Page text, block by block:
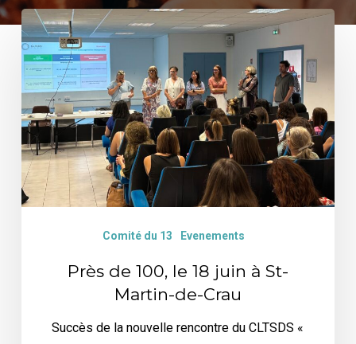
Près
100,
le
18
juin
Crau
Comité du 13 Evenements
Près de 100, le 18 juin à St-
Martin-de-Crau
Succès de la nouvelle rencontre du CLTSDS «